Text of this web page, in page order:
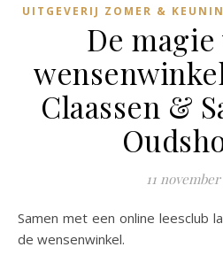
UITGEVERIJ ZOMER &
De magie
Claassen &
11 november
Samen met een online leesclub las ik dit tweede deel over
de wensenwinkel.